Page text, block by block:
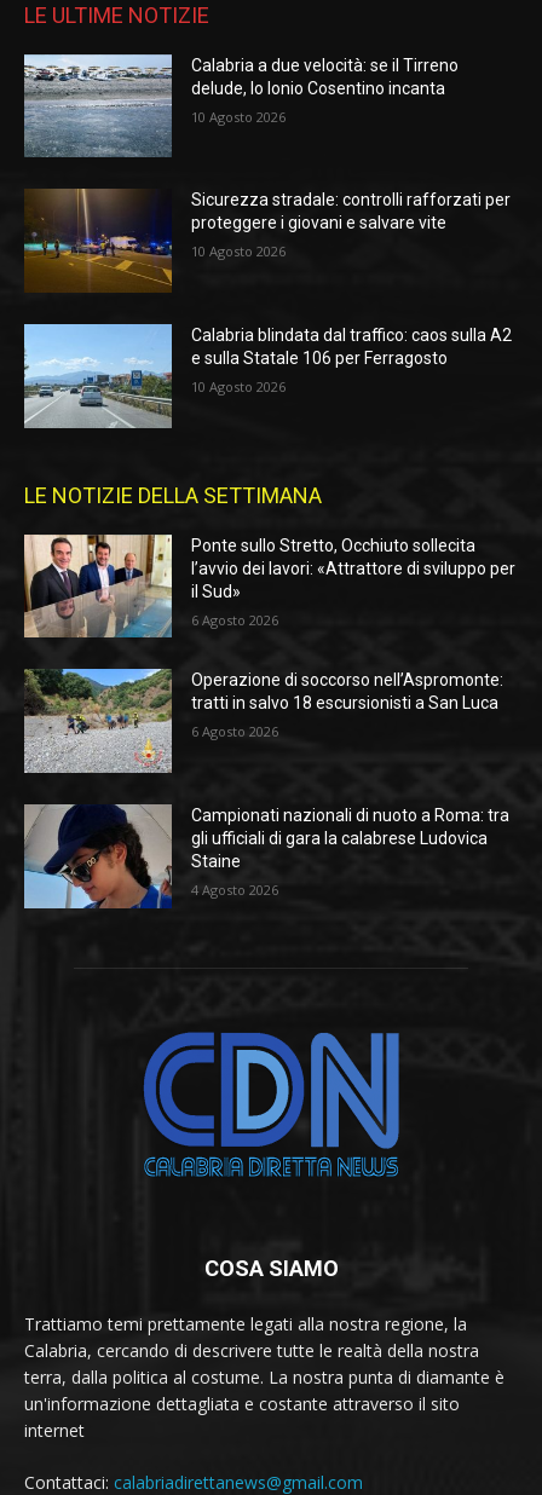
LE ULTIME NOTIZIE
Calabria a due velocità: se il Tirreno
delude, lo Ionio Cosentino incanta
10 Agosto 2026
Sicurezza stradale: controlli rafforzati per
proteggere i giovani e salvare vite
10 Agosto 2026
Calabria blindata dal traffico: caos sulla A2
e sulla Statale 106 per Ferragosto
10 Agosto 2026
LE NOTIZIE DELLA SETTIMANA
Ponte sullo Stretto, Occhiuto sollecita
l’avvio dei lavori: «Attrattore di sviluppo per
il Sud»
6 Agosto 2026
Operazione di soccorso nell’Aspromonte:
tratti in salvo 18 escursionisti a San Luca
6 Agosto 2026
Campionati nazionali di nuoto a Roma: tra
gli ufficiali di gara la calabrese Ludovica
Staine
4 Agosto 2026
COSA SIAMO
Trattiamo temi prettamente legati alla nostra regione, la
Calabria, cercando di descrivere tutte le realtà della nostra
terra, dalla politica al costume. La nostra punta di diamante è
un'informazione dettagliata e costante attraverso il sito
internet
Contattaci: calabriadirettanews@gmail.com